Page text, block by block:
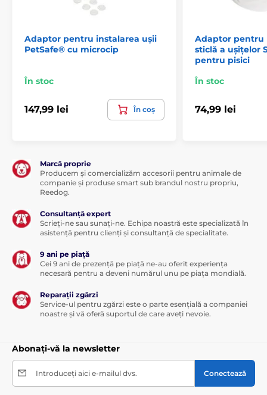
Adaptor pentru instalarea ușii
PetSafe® cu microcip
În stoc
147,99 lei În coș
Adaptor pentru
sticlă a ușițelor
pentru pisici
În stoc
74,99 lei
Marcă proprie
Producem și comercializăm accesorii pentru animale de
companie și produse smart sub brandul nostru propriu,
Reedog.
Consultanță expert
Scrieți-ne sau sunați-ne. Echipa noastră este specializată în
asistență pentru clienți și consultanță de specialitate.
9 ani pe piață
Cei 9 ani de prezență pe piață ne-au oferit experiența
necesară pentru a deveni numărul unu pe piața mondială.
Reparații zgărzi
Service-ul pentru zgărzi este o parte esențială a companiei
noastre și vă oferă suportul de care aveți nevoie.
Abonați-vă la newsletter
Introduceți aici e-mailul dvs. Conectează